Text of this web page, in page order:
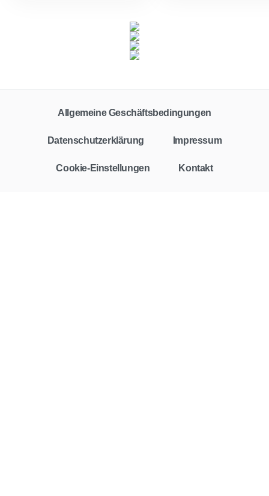
Allgemeine Geschäftsbedingungen
Datenschutzerklärung Impressum
Cookie-Einstellungen Kontakt